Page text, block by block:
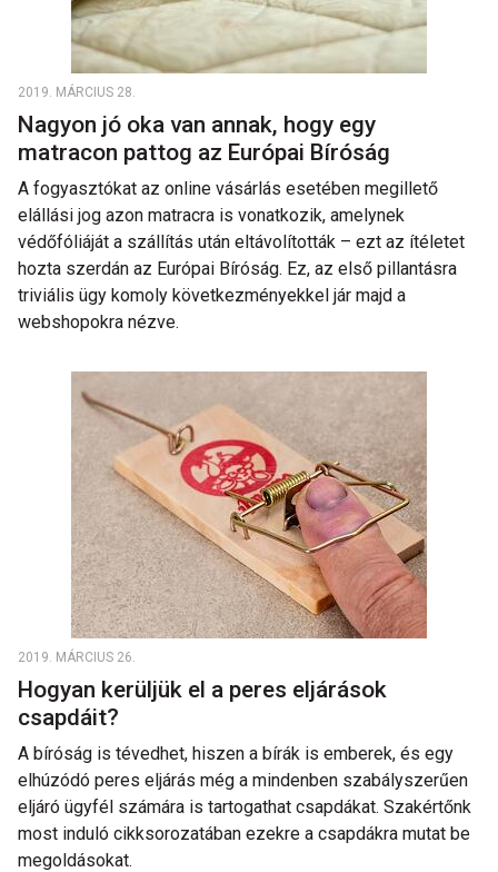
2019. MÁRCIUS 28.
Nagyon jó oka van annak, hogy egy
matracon pattog az Európai Bíróság
A fogyasztókat az online vásárlás esetében megillető
elállási jog azon matracra is vonatkozik, amelynek
védőfóliáját a szállítás után eltávolították – ezt az ítéletet
hozta szerdán az Európai Bíróság. Ez, az első pillantásra
triviális ügy komoly következményekkel jár majd a
webshopokra nézve.
2019. MÁRCIUS 26.
Hogyan kerüljük el a peres eljárások
csapdáit?
A bíróság is tévedhet, hiszen a bírák is emberek, és egy
elhúzódó peres eljárás még a mindenben szabályszerűen
eljáró ügyfél számára is tartogathat csapdákat. Szakértőnk
most induló cikksorozatában ezekre a csapdákra mutat be
megoldásokat.